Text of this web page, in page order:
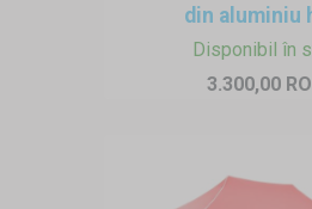
din aluminiu
Disponibil în
3.300,00